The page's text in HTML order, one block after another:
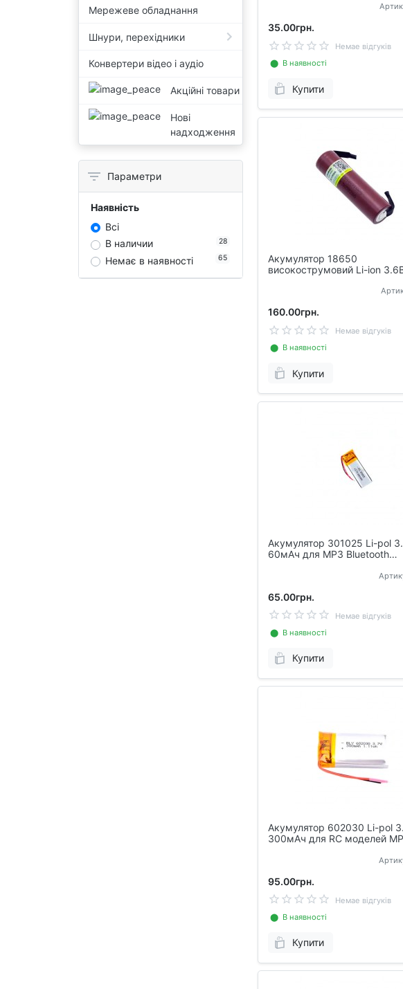
Мережеве обладнання
Шнури, перехідники
Конвертери відео і аудіо
Акційні товари
Нові
надходження
Параметри
Наявність
Всі
В наличии
28
Немає в наявності 65
35.00грн.
Немае відгуків
⬤ В наявності
Купити
Акумулятор 18650
високострумовий Li-ion
160.00грн.
Немае відгуків
⬤ В наявності
Купити
Акумулятор 301025 Li-pol
60мАч для MP3 Bluetooth
65.00грн.
Немае відгуків
⬤ В наявності
Купити
Акумулятор 602030 Li-pol
300мАч для RC моделей
95.00грн.
Немае відгуків
⬤ В наявності
Купити